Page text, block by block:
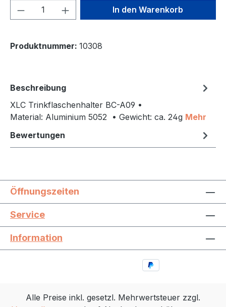
Produkt Anzahl: Gib denIn den Warenkorb
Produktnummer: 10308
Beschreibung
XLC Trinkflaschenhalter BC-A09 •
Material: Aluminium 5052 • Gewicht: ca. 24g Mehr
Bewertungen
Öffnungszeiten
Service
Information
Alle Preise inkl. gesetzl. Mehrwertsteuer zzgl.